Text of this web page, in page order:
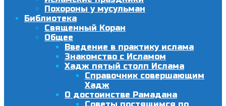
Похороны у мусульман
Библиотека
Священный Коран
Общее
Введение в практику ислама
Знакомство с Исламом
Хадж пятый столп Ислама
Справочник совершающим
Хадж
О достоинстве Рамадана